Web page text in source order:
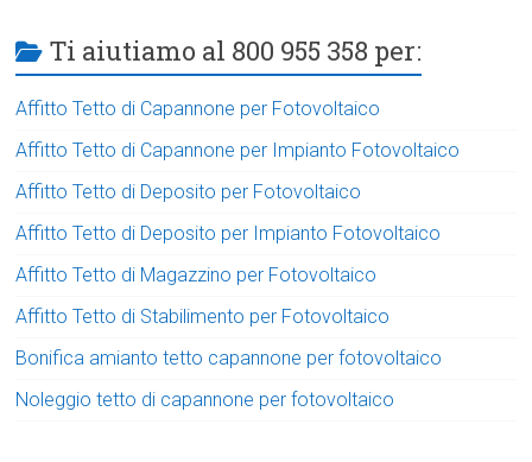
Ti aiutiamo al 800 955 358 per:
Affitto Tetto di Capannone per Fotovoltaico
Affitto Tetto di Capannone per Impianto Fotovoltaico
Affitto Tetto di Deposito per Fotovoltaico
Affitto Tetto di Deposito per Impianto Fotovoltaico
Affitto Tetto di Magazzino per Fotovoltaico
Affitto Tetto di Stabilimento per Fotovoltaico
Bonifica amianto tetto capannone per fotovoltaico
Noleggio tetto di capannone per fotovoltaico